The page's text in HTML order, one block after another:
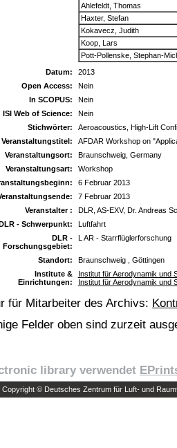
Ahlefeldt, Thomas
Haxter, Stefan
Kokavecz, Judith
Koop, Lars
Pott-Pollenske, Stephan-
Datum:
2013
Open Access:
Nein
In SCOPUS:
Nein
ISI Web of Science:
Nein
Stichwörter:
Aeroacoustics, High-Lift
Veranstaltungstitel:
AFDAR Workshop on
Veranstaltungsort:
Braunschweig, Germany
Veranstaltungsart:
Workshop
6 Februar 2013
7 Februar 2013
Veranstalter :
DLR, AS-EXV, Dr. Andreas
- Schwerpunkt:
Luftfahrt
DLR -
Forschungsgebiet:
L AR - Starrflüglerforschung
Standort:
Braunschweig , Göttingen
Institute &
Einrichtungen:
Institut für Aerodynamik und
Institut für Aerodynamik und
für Mitarbeiter des Archivs:
Felder oben sind zurzeit
library verwendet
© Deutsches Zentrum für Luft- und